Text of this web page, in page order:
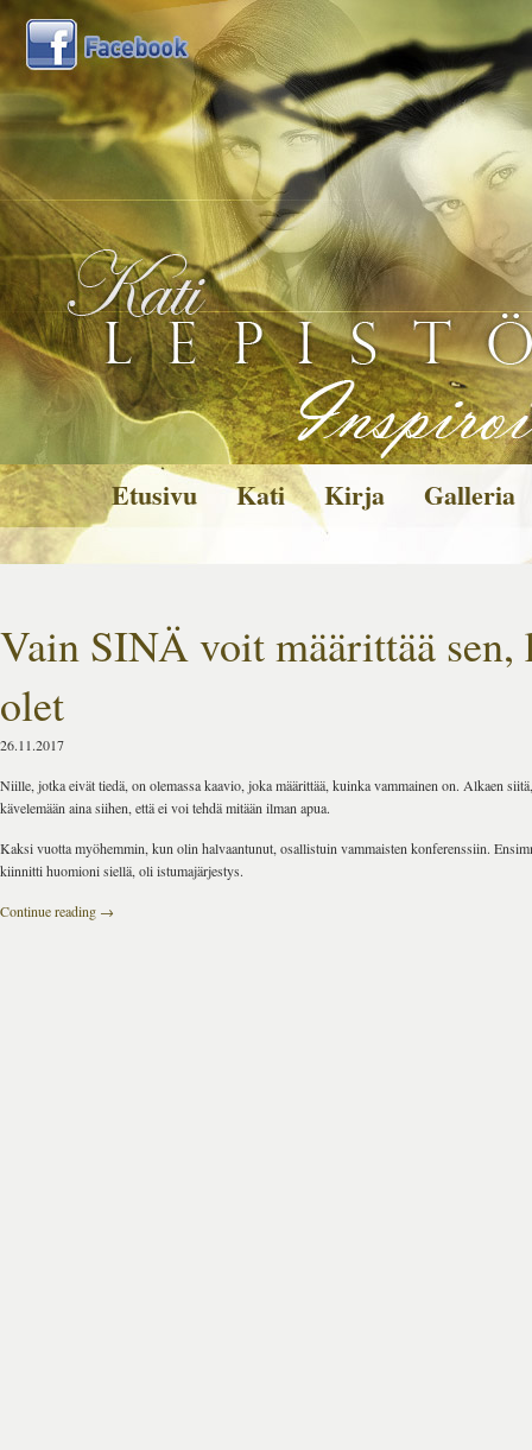
Etusivu Kati Kirja Galleria
Vain SINÄ voit määrittää sen,
olet
26.11.2017
Niille, jotka eivät tiedä, on olemassa kaavio, joka määrittää, kuinka vammainen on. Alkaen
kävelemään aina siihen, että ei voi tehdä mitään ilman apua.
Kaksi vuotta myöhemmin, kun olin halvaantunut, osallistuin vammaisten konferenssiin.
kiinnitti huomioni siellä, oli istumajärjestys.
Continue reading →